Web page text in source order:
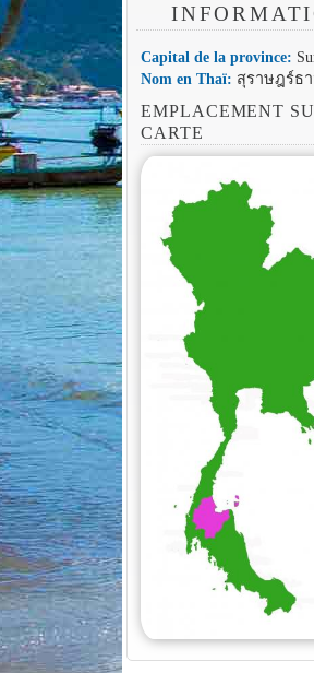
Capital de la province:
Nom en Thaï: สุราษฎร์ธ
EMPLACEMENT
CARTE